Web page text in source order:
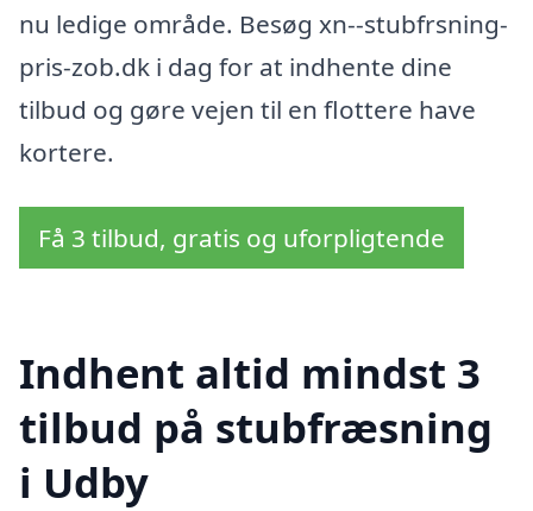
nu ledige område. Besøg xn--stubfrsning-
pris-zob.dk i dag for at indhente dine
tilbud og gøre vejen til en flottere have
kortere.
Få 3 tilbud, gratis og uforpligtende
Indhent altid mindst 3
tilbud på stubfræsning
i Udby